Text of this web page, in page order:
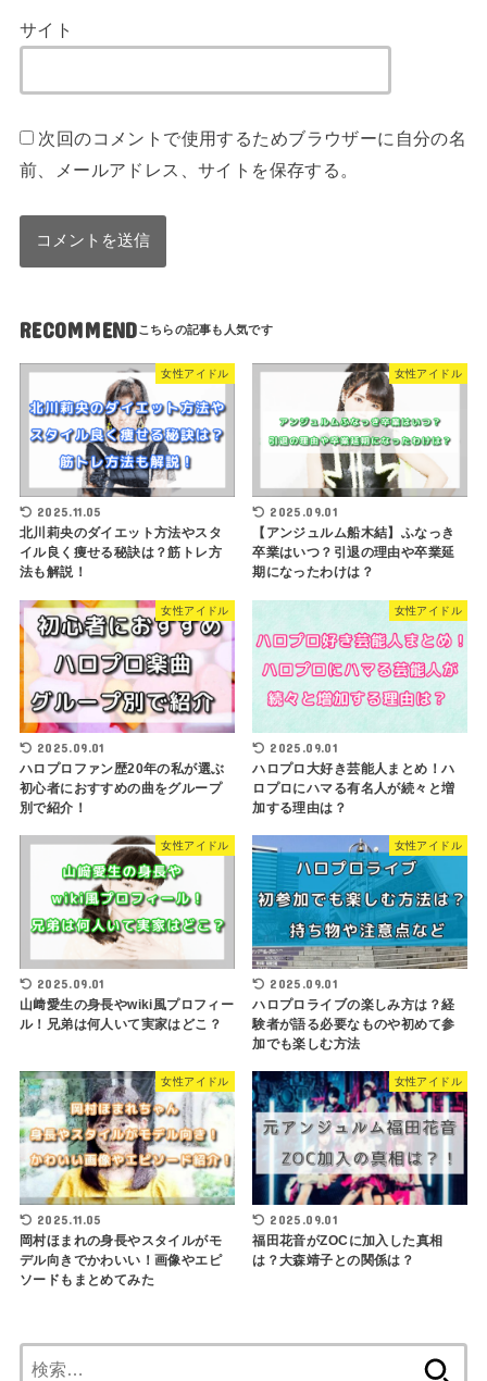
サイト
次回のコメントで使用するためブラウザーに自分の名
前、メールアドレス、サイトを保存する。
RECOMMEND
女性アイドル
2025.11.05
北川莉央のダイエット方法やスタ
イル良く痩せる秘訣は？筋トレ方
法も解説！
女性アイドル
2025.09.01
【アンジュルム船木結】ふなっき
卒業はいつ？引退の理由や卒業延
期になったわけは？
女性アイドル
2025.09.01
ハロプロファン歴20年の私が選ぶ
初心者におすすめの曲をグループ
別で紹介！
女性アイドル
2025.09.01
ハロプロ大好き芸能人まとめ！ハ
ロプロにハマる有名人が続々と増
加する理由は？
女性アイドル
2025.09.01
山﨑愛生の身長やwiki風プロフィー
ル！兄弟は何人いて実家はどこ？
女性アイドル
2025.09.01
ハロプロライブの楽しみ方は？経
験者が語る必要なものや初めて参
加でも楽しむ方法
女性アイドル
2025.11.05
岡村ほまれの身長やスタイルがモ
デル向きでかわいい！画像やエピ
ソードもまとめてみた
女性アイドル
2025.09.01
福田花音がZOCに加入した真相
は？大森靖子との関係は？